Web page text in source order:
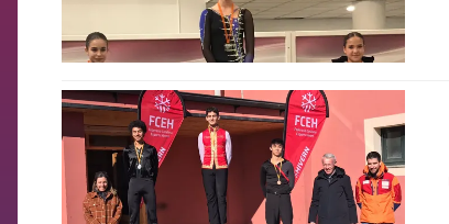
FCB Barcelona badge